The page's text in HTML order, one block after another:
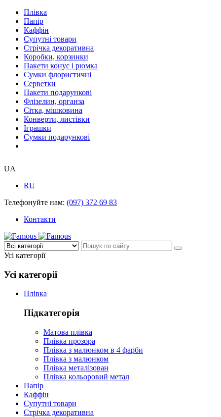
Плівка
Папір
Каффін
Супутні товари
Стрічка декоративна
Коробки, корзинки
Пакети конус і рюмка
Сумки флористичні
Серветки
Пакети подарункові
Флізелин, органза
Сітка, мішковина
Конверти, листівки
Іграшки
Сумки подарункові
UA
RU
Телефонуйте нам: (097) 372 69 83
Контакти
Усі категорії
Усі категорії
Плівка
Підкатегорія
Матова плівка
Плівка прозора
Плівка з малюнком в 4 фарби
Плівка з малюнком
Плівка металізован
Плівка кольоровий метал
Папір
Каффін
Супутні товари
Стрічка декоративна